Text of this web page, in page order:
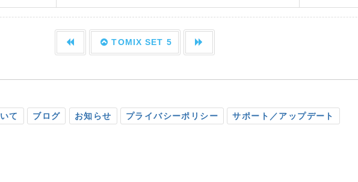
TOMIX SET 5
て ブログ お知らせ プライバシーポリシー サポート／アップデート